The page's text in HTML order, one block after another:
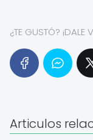
¿TE GUSTÓ? ¡DALE
Articulos